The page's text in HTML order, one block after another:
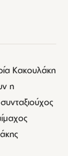
Κακουλάκη
η